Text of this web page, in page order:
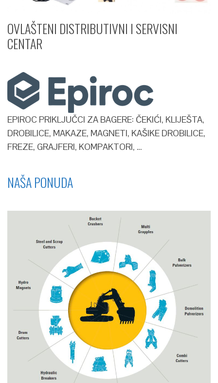
OVLAŠTENI DISTRIBUTIVNI I SERVISNI
CENTAR​
EPIROC PRIKLJUČCI ZA BAGERE: ČEKIĆI, KLIJEŠTA,
DROBILICE, MAKAZE, MAGNETI, KAŠIKE DROBILICE,
FREZE, GRAJFERI, KOMPAKTORI, …
NAŠA PONUDA